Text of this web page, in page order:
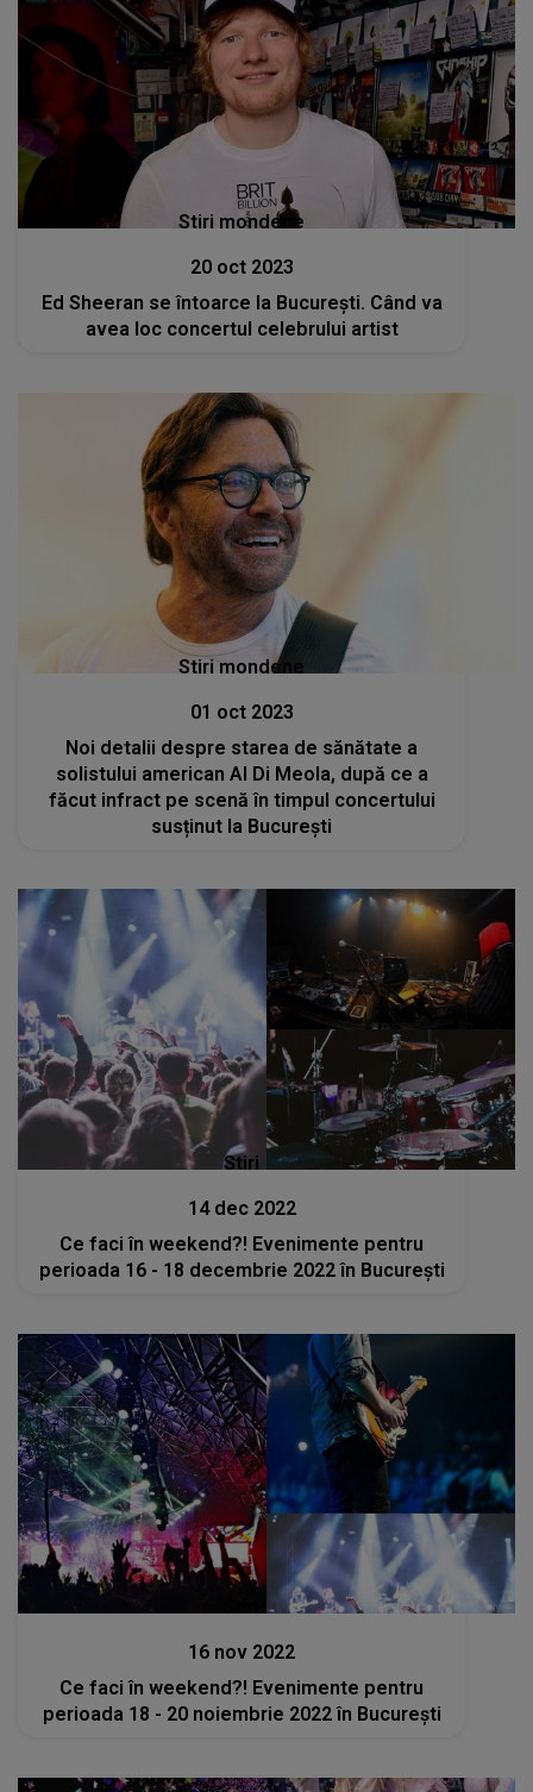
Stiri mondene
20 oct 2023
Ed Sheeran se întoarce la București. Când va
avea loc concertul celebrului artist
Stiri mondene
01 oct 2023
Noi detalii despre starea de sănătate a
solistului american Al Di Meola, după ce a
făcut infract pe scenă în timpul concertului
susținut la București
Stiri
14 dec 2022
Ce faci în weekend?! Evenimente pentru
perioada 16 - 18 decembrie 2022 în București
16 nov 2022
Ce faci în weekend?! Evenimente pentru
perioada 18 - 20 noiembrie 2022 în București